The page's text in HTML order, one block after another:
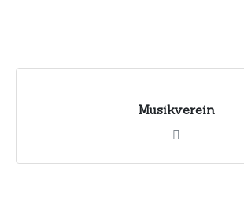
Musikverein